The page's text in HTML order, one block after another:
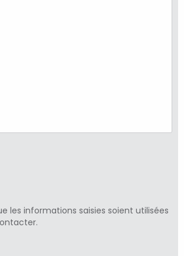
les informations saisies soient utilisées